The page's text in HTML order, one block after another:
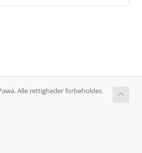
Alle rettigheder forbeholdes.